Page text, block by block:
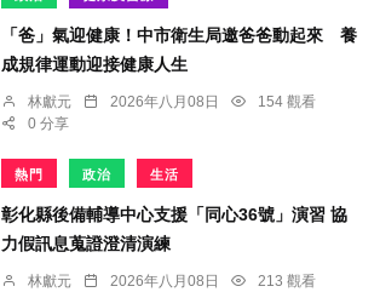
「爸」氣迎健康！中市衛生局邀爸爸動起來 養
成規律運動迎接健康人生
林獻元 2026年八月08日
154 觀看
0 分享
熱門 政治 生活
彰化縣後備輔導中心支援「同心36號」演習 協
力假訊息蒐證澄清演練
林獻元 2026年八月08日
213 觀看